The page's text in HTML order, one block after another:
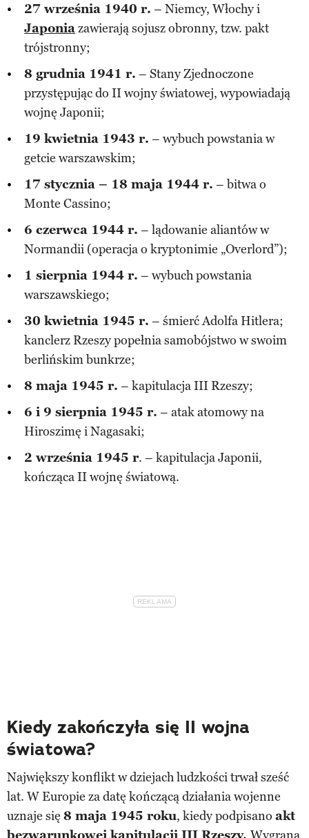
27 września 1940 r. – Niemcy, Włochy i
Japoniazawierają sojusz obronny, tzw. pakt
trójstronny;
8 grudnia 1941 r. – Stany Zjednoczone
przystępując do II wojny światowej, wypowiadają
wojnę Japonii;
19 kwietnia 1943 r. – wybuch powstania w
getcie warszawskim;
17 stycznia – 18 maja 1944 r. – bitwa o
Monte Cassino;
6 czerwca 1944 r. – lądowanie aliantów w
Normandii (operacja o kryptonimie „Overlord”);
1 sierpnia 1944 r. – wybuch powstania
warszawskiego;
30 kwietnia 1945 r. – śmierć Adolfa Hitlera;
kanclerz Rzeszy popełnia samobójstwo w swoim
berlińskim bunkrze;
8 maja 1945 r. – kapitulacja III Rzeszy;
6 i 9 sierpnia 1945 r. – atak atomowy na
Hiroszimę i Nagasaki;
2 września 1945 r. – kapitulacja Japonii,
kończąca II wojnę światową.
Kiedy zakończyła się II wojna
światowa?
Największy konflikt w dziejach ludzkości trwał sześć
lat. W Europie za datę kończącą działania wojenne
uznaje się 8 maja 1945 roku, kiedy podpisano akt